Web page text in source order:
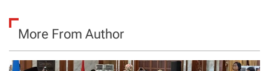
More From Author